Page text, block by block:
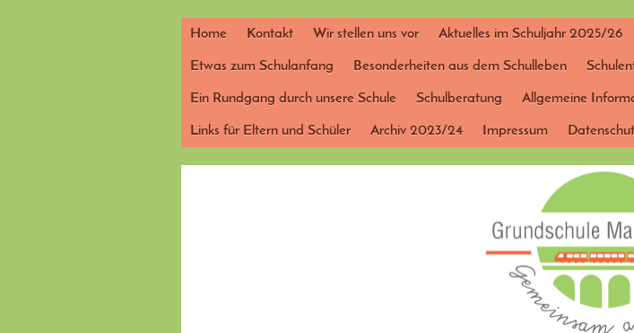
Home Kontakt Wir stellen uns vor Aktuelles im Schuljahr 2025/26
Etwas zum Schulanfang Besonderheiten aus dem Schulleben
Ein Rundgang durch unsere Schule Schulberatung Allgemeine
Links für Eltern und Schüler Archiv 2023/24 Impressum